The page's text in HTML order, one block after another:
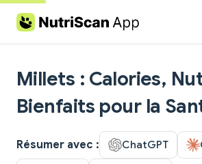
Skip to content
Millets : Calories,
Bienfaits pour la
Résumer avec : ChatGPT